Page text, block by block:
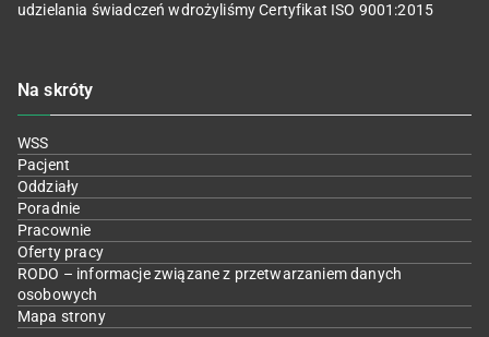
udzielania świadczeń wdrożyliśmy Certyfikat ISO 9001:2015
Na skróty
WSS
Pacjent
Oddziały
Poradnie
Pracownie
Oferty pracy
RODO – informacje związane z przetwarzaniem danych
osobowych
Mapa strony